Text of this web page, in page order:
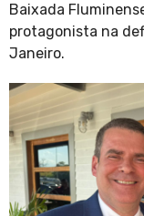
Baixada
protagonista na
Janeiro.